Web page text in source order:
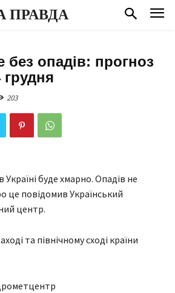
ПРАВДА
без опадів: прогноз
203
Україні буде хмарно. Опадів не
це повідомив Український
центр.
та північному сході країни